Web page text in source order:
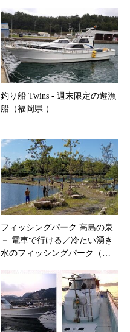
釣り船 Twins ‐ 週末限定の遊漁
船（福岡県 ）
フィッシングパーク 高島の泉
－ 電車で行ける／冷たい湧き
水のフィッシングパーク（…